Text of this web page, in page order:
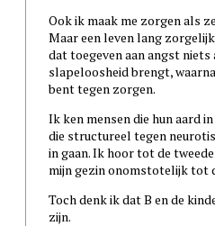
Ook ik maak me zorgen als
Maar een leven lang
dat toegeven aan angst niets
slapeloosheid brengt,
bent tegen zorgen.
Ik ken mensen die hun aard
die structureel tegen
in gaan. Ik hoor tot de
mijn gezin onomstotelijk tot
Toch denk ik dat B en de
zijn.